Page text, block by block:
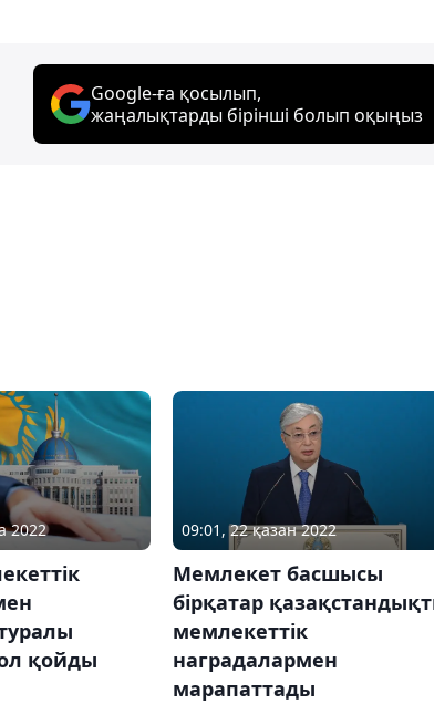
Google-ға қосылып,
жаңалықтарды бірінші болып оқыңыз
2022
қойды
09:01, 22 қазан 2022
Мемлекет басшысы
бірқатар
мемлекеттік
наградалармен
марапаттады